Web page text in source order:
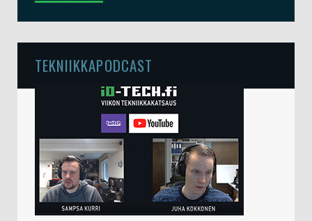
TEKNIIKKAPODCAST